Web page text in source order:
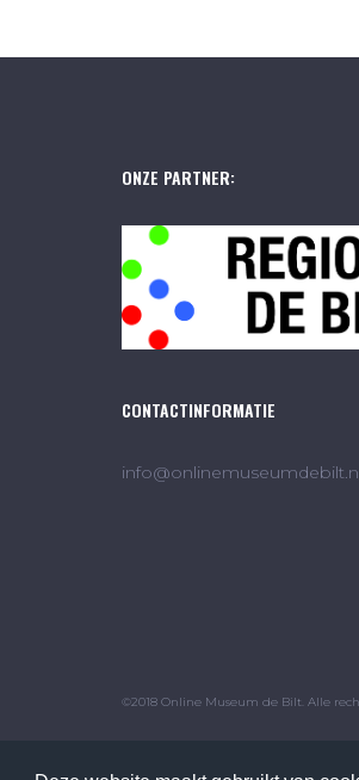
ONZE PARTNER:
CONTACTINFORMATIE
©2018 Online Museum de Bilt. Alle